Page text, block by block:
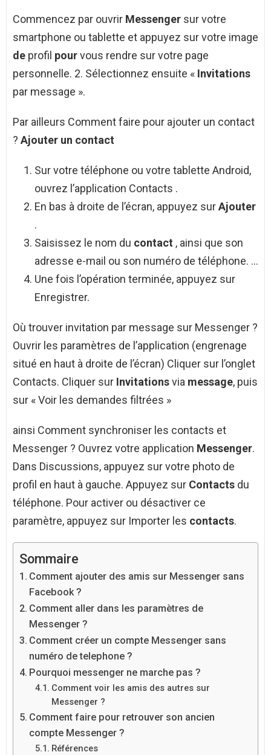
Commencez par ouvrir Messenger sur votre
smartphone ou tablette et appuyez sur votre image
de profil pourvous rendre sur votre page
personnelle. 2. Sélectionnez ensuite « Invitations
par message ».
Par ailleurs Comment faire pour ajouter un contact
? Ajouter un contact
Sur votre téléphone ou votre tablette Android,
ouvrez l’application Contacts .
En bas à droite de l’écran, appuyez surAjouter
.
Saisissez le nom du contact , ainsi que son
adresse e-mail ou son numéro de téléphone. …
Une fois l’opération terminée, appuyez sur
Enregistrer.
Où trouver invitation par message sur Messenger ?
Ouvrir les paramètres de l’application (engrenage
situé en haut à droite de l’écran) Cliquer sur l’onglet
Contacts. Cliquer sur Invitationsvia message, puis
sur « Voir les demandes filtrées »
ainsi Comment synchroniser les contacts et
Messenger ? Ouvrez votre application Messenger.
Dans Discussions, appuyez sur votre photo de
profil en haut à gauche. Appuyez sur Contacts du
téléphone. Pour activer ou désactiver ce
paramètre, appuyez sur Importer les contacts.
Sommaire
Comment ajouter des amis sur Messenger sans
Facebook ?
Comment aller dans les paramètres de
Messenger ?
Comment créer un compte Messenger sans
numéro de telephone ?
Pourquoi messenger ne marche pas ?
Comment voir les amis des autres sur
Messenger ?
Comment faire pour retrouver son ancien
compte Messenger ?
Références